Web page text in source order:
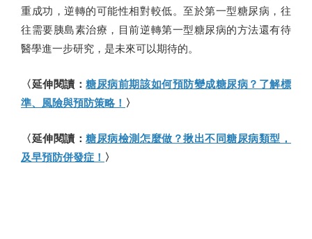
重成功，逆轉的可能性相對較低。至於第一型糖尿病，往
往需要胰島素治療，目前逆轉第一型糖尿病的方法還有待
醫學進一步研究，是未來可以期待的。
〈延伸閱讀：糖尿病前期該如何預防變成糖尿病？了解標
準、風險與預防策略！ 〉
〈延伸閱讀：糖尿病檢測怎麼做？揪出不同糖尿病類型，
及早預防併發症！ 〉